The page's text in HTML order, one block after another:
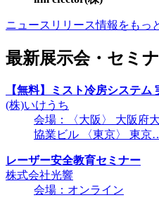
ニュースリリース情報をもっ
最新展示会・セミ
【無料】ミスト冷房システム
(株)いけうち
会場：〈大阪〉 大阪府
協業ビル 〈東京〉 東京
レーザー安全教育セミナー
株式会社光響
会場：オンライン